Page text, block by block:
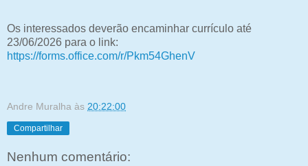
Os interessados deverão encaminhar currículo até
23/06/2026 para o link:
https://forms.office.com/r/Pkm54GhenV
Andre Muralha às 20:22:00
Compartilhar
Nenhum comentário: